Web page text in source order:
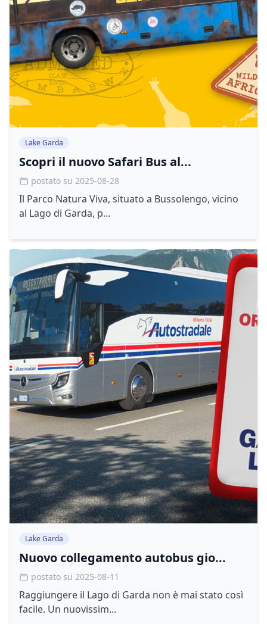
Lake Garda
Scopri il nuovo Safari Bus al...
postato su 2025-08-28
Il Parco Natura Viva, situato a Bussolengo, vicino
al Lago di Garda, p...
Lake Garda
Nuovo collegamento autobus gio...
postato su 2025-08-11
Raggiungere il Lago di Garda non è mai stato così
facile. Un nuovissim...